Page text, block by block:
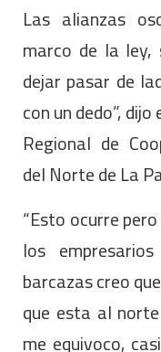
Las alianzas
marco de la ley,
dejar pasar de
con un dedo”,
Regional de
del Norte de La
“Esto ocurre
los
barcazas creo
que esta al
me equivoco,